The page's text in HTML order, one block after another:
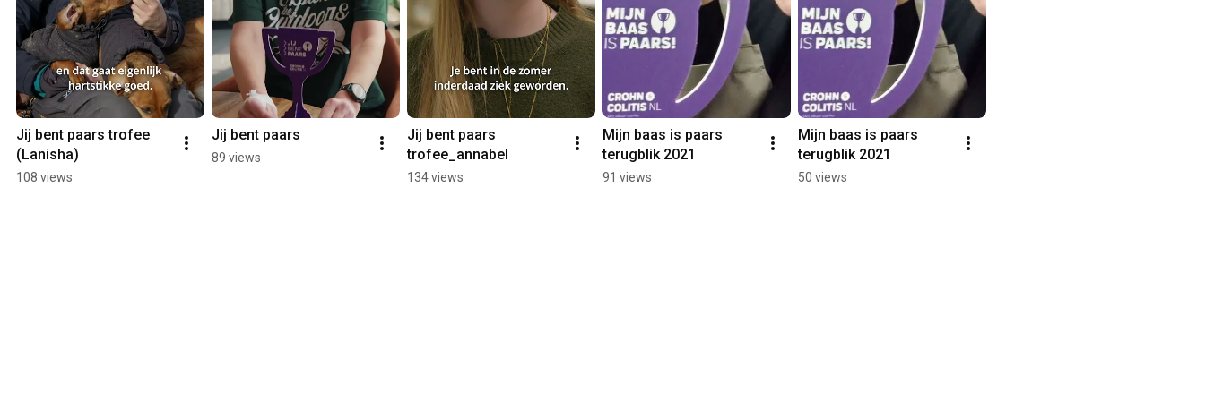
Jij bent paars trofee
(Lanisha)
108 views
Jij bent paars
89 views
Jij bent paars
trofee_annabel
134 views
Mijn baas is paars
terugblik 2021
91 views
Mijn baas is paars
terugblik 2021
50 views